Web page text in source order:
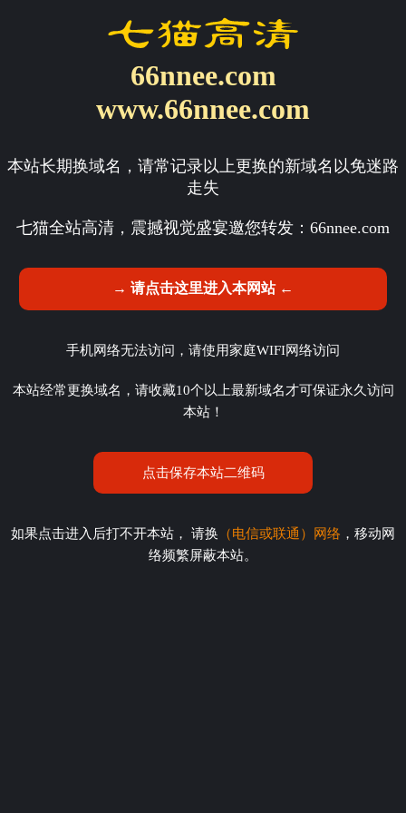
66nnee.com
www.66nnee.com
本站长期换域名，请常记录以上更换的新域名以免迷路
走失
七猫全站高清，震撼视觉盛宴邀您转发： 66nnee.com
→ 请点击这里进入本网站 ←
手机网络无法访问，请使用家庭WIFI网络访问
本站经常更换域名，请收藏10个以上最新域名才可保证永久访问
本站！
点击保存本站二维码
如果点击进入后打不开本站， 请换 （电信或联通）网络 ，移动网
络频繁屏蔽本站。